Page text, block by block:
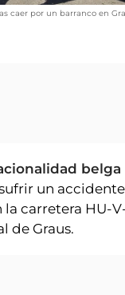
DEL AMIGO
caer por un barranco en
belga
un
carretera HU-
de Graus.